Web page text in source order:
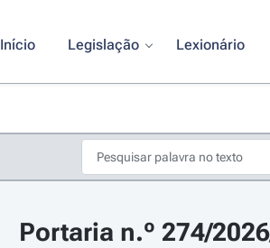
Início Legislação Lexionário
Portaria n.º 274/